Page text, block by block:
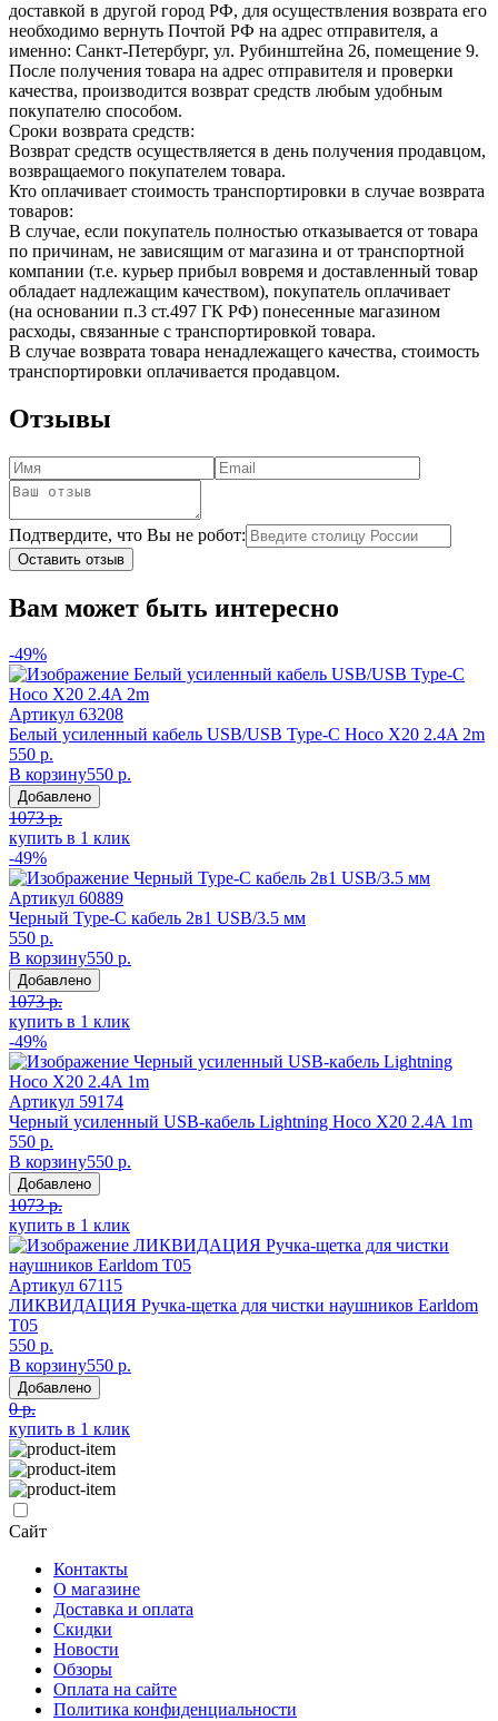
доставкой в другой город РФ, для осуществления возврата его
необходимо вернуть Почтой РФ на адрес отправителя, а
именно: Санкт-Петербург, ул. Рубинштейна 26, помещение 9.
После получения товара на адрес отправителя и проверки
качества, производится возврат средств любым удобным
покупателю способом.
Сроки возврата средств:
Возврат средств осуществляется в день получения продавцом,
возвращаемого покупателем товара.
Кто оплачивает стоимость транспортировки в случае возврата
товаров:
В случае, если покупатель полностью отказывается от товара
по причинам, не зависящим от магазина и от транспортной
компании (т.е. курьер прибыл вовремя и доставленный товар
обладает надлежащим качеством), покупатель оплачивает
(на основании п.3 ст.497 ГК РФ) понесенные магазином
расходы, связанные с транспортировкой товара.
В случае возврата товара ненадлежащего качества, стоимость
транспортировки оплачивается продавцом.
Отзывы
Подтвердите, что Вы не робот:
Оставить отзыв
Вам может быть интересно
-49%
Артикул 63208
Белый усиленный кабель USB/USB Type-C Hoco X20 2.4A 2m
550 р.
В корзину550 р.
Добавлено
1073 р.
купить в 1 клик
-49%
Артикул 60889
Черный Type-C кабель 2в1 USB/3.5 мм
550 р.
В корзину550 р.
Добавлено
1073 р.
купить в 1 клик
-49%
Артикул 59174
Черный усиленный USB-кабель Lightning Hoco X20 2.4A 1m
550 р.
В корзину550 р.
Добавлено
1073 р.
купить в 1 клик
Артикул 67115
ЛИКВИДАЦИЯ Ручка-щетка для чистки наушников Earldom
T05
550 р.
В корзину550 р.
Добавлено
0 р.
купить в 1 клик
Сайт
Контакты
О магазине
Доставка и оплата
Скидки
Новости
Обзоры
Оплата на сайте
Политика конфиденциальности